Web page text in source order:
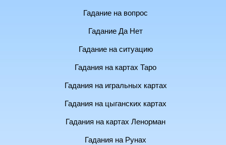
Гадание на вопрос
Гадание Да Нет
Гадание на ситуацию
Гадания на картах Таро
Гадания на игральных картах
Гадания на цыганских картах
Гадания на картах Ленорман
Гадания на Рунах